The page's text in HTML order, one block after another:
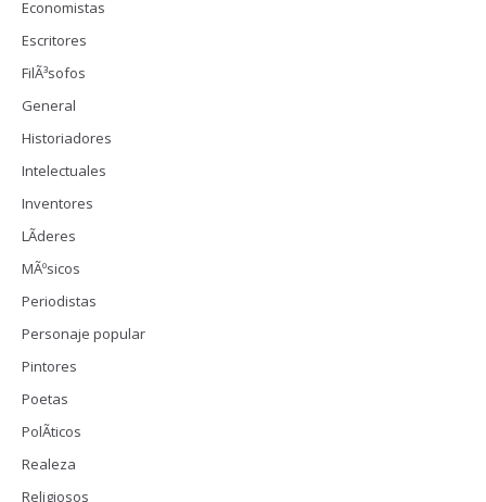
Economistas
Escritores
FilÃ³sofos
General
Historiadores
Intelectuales
Inventores
LÃ­deres
MÃºsicos
Periodistas
Personaje popular
Pintores
Poetas
PolÃ­ticos
Realeza
Religiosos